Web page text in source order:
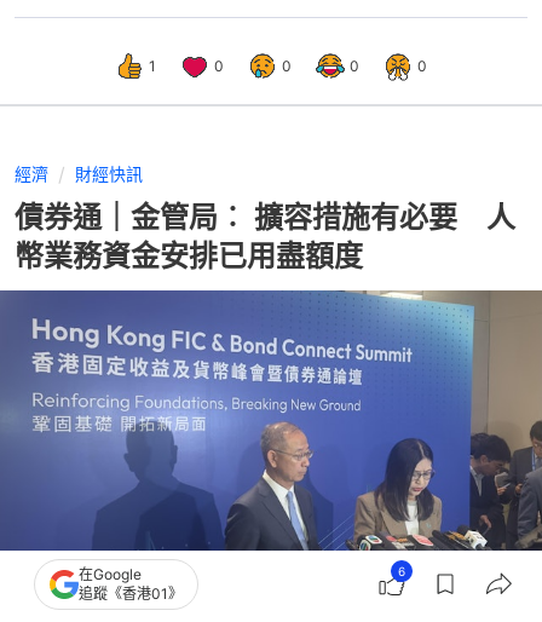
1 0 0 0 0
經濟 財經快訊
債券通｜金管局︰ 擴容措施有必要 人
幣業務資金安排已用盡額度
撰文：顧慧宇
在Google
追蹤《香港01》
6